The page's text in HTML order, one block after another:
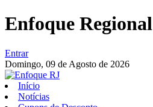
Enfoque Regional
Entrar
Domingo, 09 de Agosto de 2026
Início
Notícias